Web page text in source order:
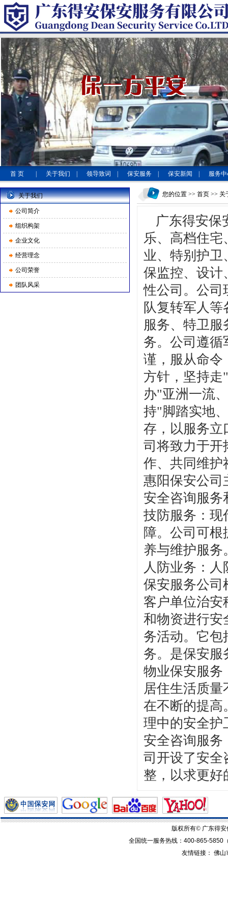
首 页 关于我们 领导致词 保安服务 保安新闻 服务
您的位置 >> 首页 >> 关
广东得安保
乐、高档住宅
业、特别护卫
保监控、设计
性公司。公司
队复转军人
服务、特卫
务。公司遵循
谨，服从命令
方针，坚持走
办"亚洲一流
持"脚踏实地
存，以服务立
司将致力于开
作、共同维护
惠阳保安公司
安全咨询服务
技防服务：现
障。公司可
养与维护服务
人防业务：
保安服务公司
客户单位治安
和物资进行安
务活动。它包
务。是保安服
物业保安服务
居住生活质
在不断的提高
理中的安全护
安全咨询服务
司开设了安全
整，以求更好
关于我们
公司简介
组织构架
企业文化
经营理念
公司荣誉
团队风采
版权所有© 广东得
全国统一服务热线： 400-865-5850
友情链接： 佛山